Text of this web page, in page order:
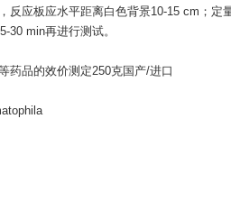
反应板应水平距离白色背景10-15 cm；定
30 min再进行测试。
品的效价测定250克国产/进口